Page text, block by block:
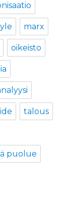
marx
oikeisto
talous
puolue